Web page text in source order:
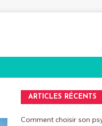
ARTICLES RÉCENTS
Comment choisir son